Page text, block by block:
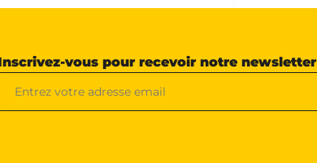
vous pour recevoir notre newsletter